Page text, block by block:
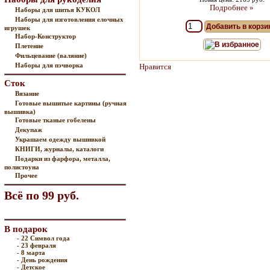
Наборы для шитья КУКОЛ
Наборы для изготовления елочных
игрушек
Набор-Конструктор
Плетение
Фильцевание (валяние)
Наборы для пэчворка
Сток
Вязание
Готовые вышитые картины (ручная
вышивка)
Готовые тканые гобелены
Декупаж
Украшаем одежду вышивкой
КНИГИ, журналы, каталоги
Подарки из фарфора, металла,
полистоуна
Прочее
Всё по 99 руб.
В подарок
- 22 Символ года
- 23 февраля
- 8 марта
- День рождения
- Детское
Подробнее »
Добавить в
В избранное
Нравится